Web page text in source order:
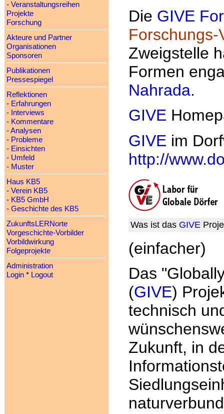
- Veranstaltungsreihen
Projekte
Forschung
Akteure und Partner
Organisationen
Sponsoren
Publikationen
Pressespiegel
Reflektionen
- Erfahrungen
- Interviews
- Kommentare
-Analysen
- Probleme
- Einsichten
- Umfeld
- Muster
Haus KB5
- Verein KB5
- KB5 GmbH
- Geschichte des KB5
ZukunftsLERNorte
Vorgeschichte-Vorbilder
Vorbildwirkung
Folgeprojekte
Administration
Login* Logout
Die GIVE
Forschungs-
Zweigstelle
Formen
Nahrada.
GIVE
GIVE im
http://
Was ist das GIVE
(einfacher)
Das
(GIVE)
technisch
Zukunft, in